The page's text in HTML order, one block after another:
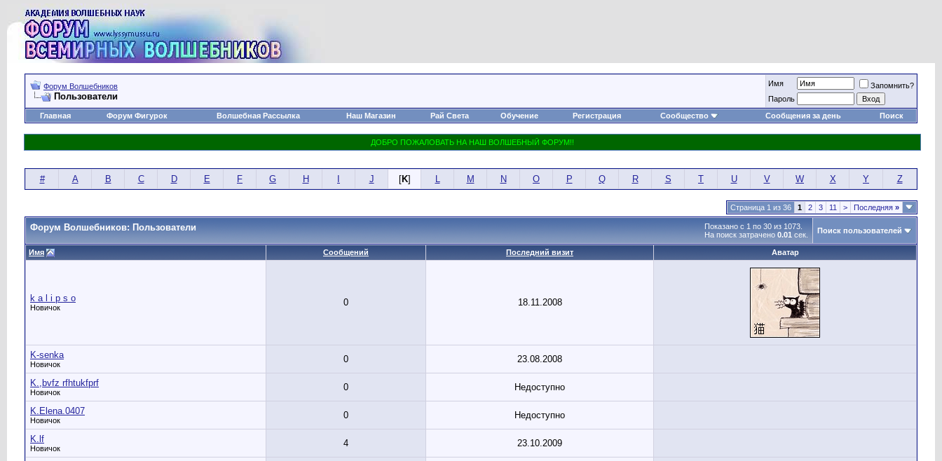
Форум Волшебников
Пользователи
Имя
Запомнить?
Пароль
Главная
Форум Фигурок Волшебная Рассылка Наш Магазин Рай Света Обучение Регистрация Сообщество Сообщения за день Поиск
# A B C D E F G H J [K] L M N O P Q R S T U V W X Y Z
Страница 1 из 36 1 2 3 11 > Последняя »
Показано с 1 по 30 из 1073.
На поиск затрачено 0.01 сек.
Форум Волшебников: Пользователи Поиск пользователей
Имя Сообщений Последний визит Аватар
k a l i p s o
Новичок 0 18.11.2008
K-senka
Новичок 0 23.08.2008
K.,bvfz rfhtukfprf
Новичок 0 Недоступно
K.Elena.0407
Новичок 0 Недоступно
K.lf
Новичок 4 23.10.2009